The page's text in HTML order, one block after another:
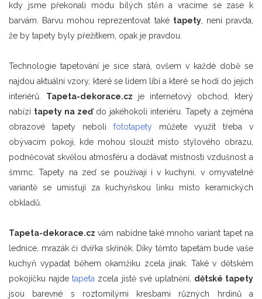
kdy jsme překonali módu bílých stěn a vracíme se zase k
barvám. Barvu mohou reprezentovat také tapety, není pravda,
že by tapety byly přežitkem, opak je pravdou.
Technologie tapetování je sice stará, ovšem v každé době se
najdou aktuální vzory, které se lidem líbí a které se hodí do jejich
interiérů. Tapeta-dekorace.cz je internetový obchod, který
nabízí tapety na zeďdo jakéhokoli interiéru. Tapety a zejména
obrazové tapety neboli fototapety můžete využít třeba v
obývacím pokoji, kde mohou sloužit místo stylového obrazu,
podněcovat skvělou atmosféru a dodávat místnosti vzdušnost a
šmrnc. Tapety na zeď se používají i v kuchyni, v omyvatelné
variantě se umisťují za kuchyňskou linku místo keramických
obkladů.
Tapeta-dekorace.cz vám nabídne také mnoho variant tapet na
lednice, mrazák či dvířka skříněk. Díky těmto tapetám bude vaše
kuchyň vypadat během okamžiku zcela jinak. Také v dětském
pokojíčku najdetapeta zcela jistě své uplatnění, dětské tapety
jsou barevné s roztomilými kresbami různých hrdinů a